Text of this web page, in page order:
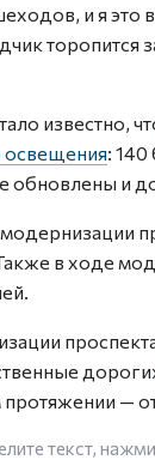
и я это
торопится
известно,
освещения:
обновлены и
в ходе
—
текст,